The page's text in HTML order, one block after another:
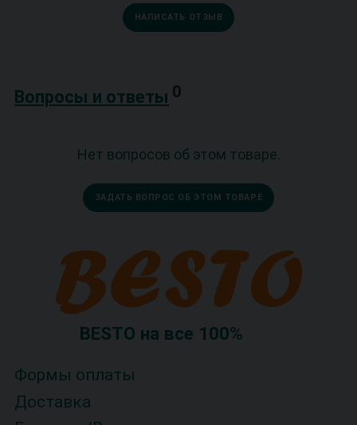
НАПИСАТЬ ОТЗЫВ
Вопросы и ответы 0
Нет вопросов об этом товаре.
ЗАДАТЬ ВОПРОС ОБ ЭТОМ ТОВАРЕ
BESTO на все 100%
Формы оплаты
Доставка